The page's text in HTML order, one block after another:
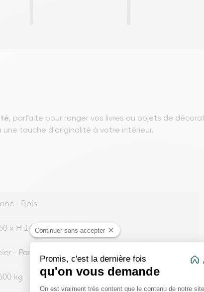
, parfaite pour ranger vos livres ou objets de
touche d'originalité à votre intérieur.
- Bois
x H 148 x P 33 cm
- Panneaux de particules
kg